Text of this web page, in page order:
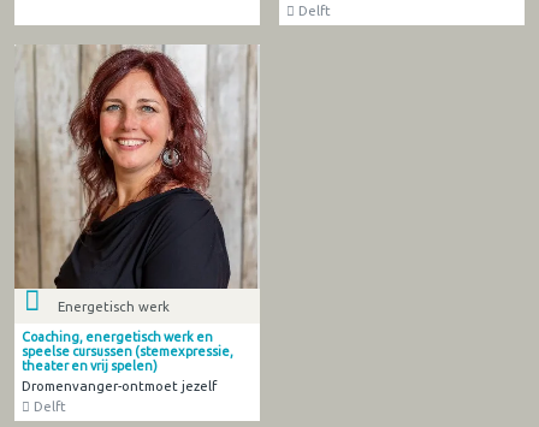
Delft
Energetisch werk
Coaching, energetisch werk en
speelse cursussen (stemexpressie,
theater en vrij spelen)
Dromenvanger-ontmoet jezelf
Delft